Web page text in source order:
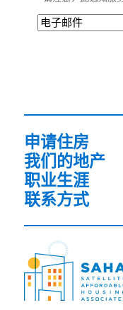
电
子
申请住房
我们的地产
职业生涯
联系方式